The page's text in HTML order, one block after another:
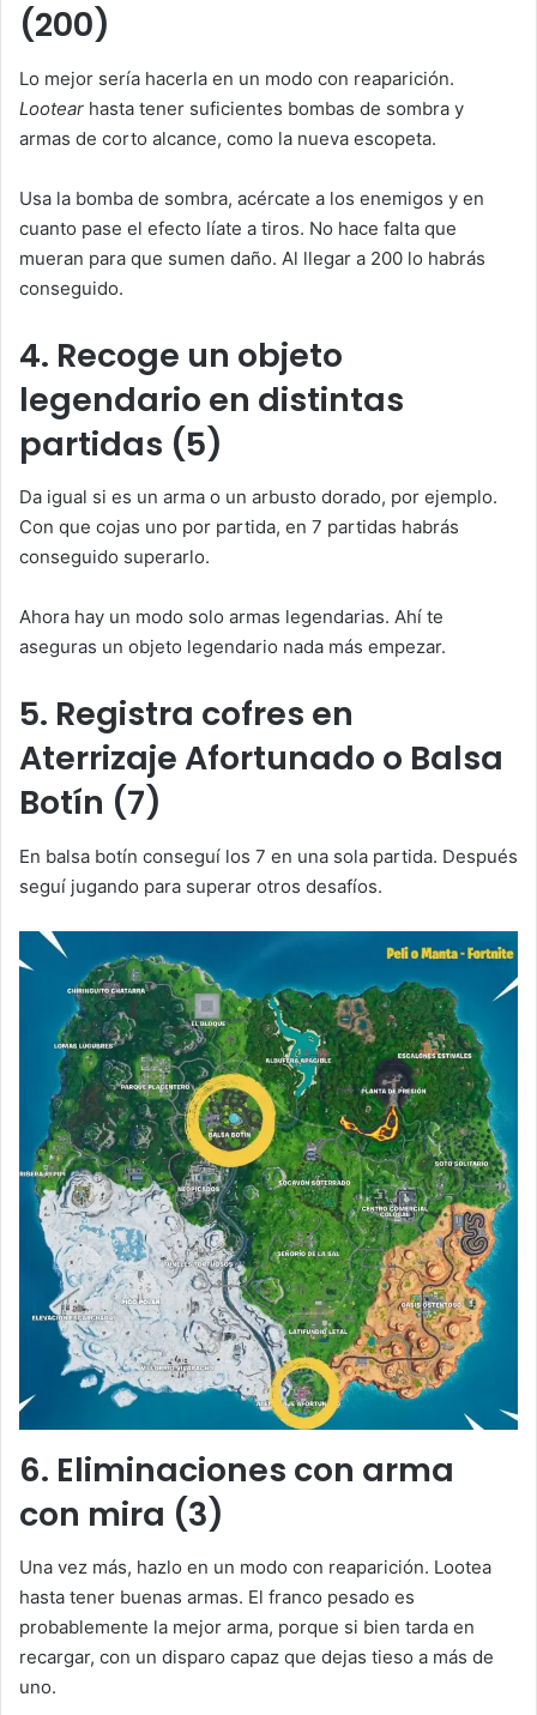
(200)
Lo mejor sería hacerla en un modo con reaparición.
Lootear hasta tener suficientes bombas de sombra y
armas de corto alcance, como la nueva escopeta.
Usa la bomba de sombra, acércate a los enemigos y en
cuanto pase el efecto líate a tiros. No hace falta que
mueran para que sumen daño. Al llegar a 200 lo habrás
conseguido.
4. Recoge un objeto
legendario en distintas
partidas (5)
Da igual si es un arma o un arbusto dorado, por ejemplo.
Con que cojas uno por partida, en 7 partidas habrás
conseguido superarlo.
Ahora hay un modo solo armas legendarias. Ahí te
aseguras un objeto legendario nada más empezar.
5. Registra cofres en
Aterrizaje Afortunado o Balsa
Botín (7)
En balsa botín conseguí los 7 en una sola partida. Después
seguí jugando para superar otros desafíos.
6. Eliminaciones con arma
con mira (3)
Una vez más, hazlo en un modo con reaparición. Lootea
hasta tener buenas armas. El franco pesado es
probablemente la mejor arma, porque si bien tarda en
recargar, con un disparo capaz que dejas tieso a más de
uno.